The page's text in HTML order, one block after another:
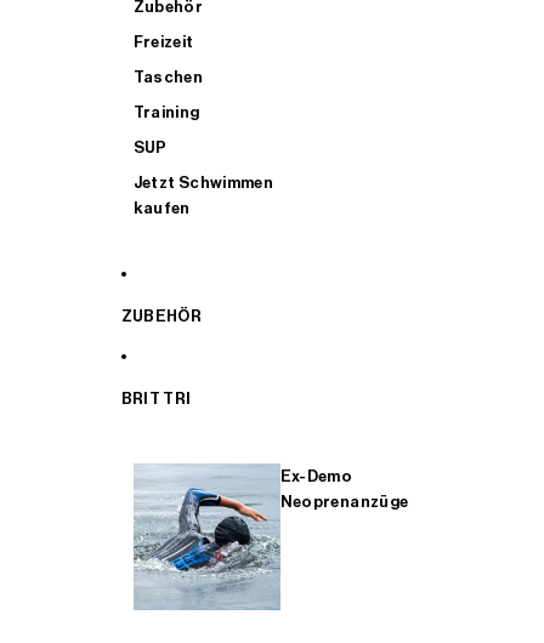
Zubehör
Freizeit
Taschen
Training
SUP
Jetzt Schwimmen
kaufen
ZUBEHÖR
BRIT TRI
Ex-Demo
Neoprenanzüge